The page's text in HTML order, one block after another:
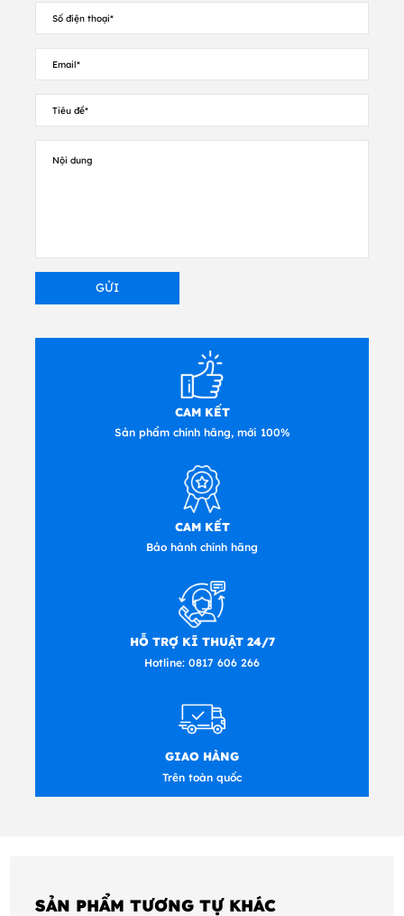
CAM KẾT
Sản phẩm chính hãng, mới 100%
CAM KẾT
Bảo hành chính hãng
HỖ TRỢ KĨ THUẬT 24/7
Hotline: 0817 606 266
GIAO HÀNG
Trên toàn quốc
SẢN PHẨM TƯƠNG TỰ KHÁC